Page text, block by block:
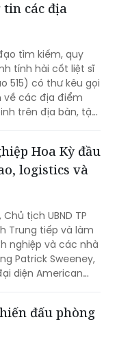
tin các địa
tìm kiếm, quy
tính hài cốt liệt sĩ
515) có thư kêu gọi
các địa điểm
trên địa bàn, tập
(xã Lộc An).
Hoa Kỳ đầu
logistics và
tịch UBND TP
Trung tiếp và làm
nghiệp và các nhà
Patrick Sweeney,
diện American
tại Hải Phòng.
đấu phòng